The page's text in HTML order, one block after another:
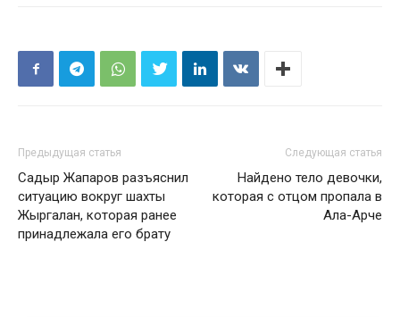
Предыдущая статья
Садыр Жапаров разъяснил
ситуацию вокруг шахты
Жыргалан, которая ранее
принадлежала его брату
Следующая статья
Найдено тело девочки,
которая с отцом пропала в
Ала-Арче